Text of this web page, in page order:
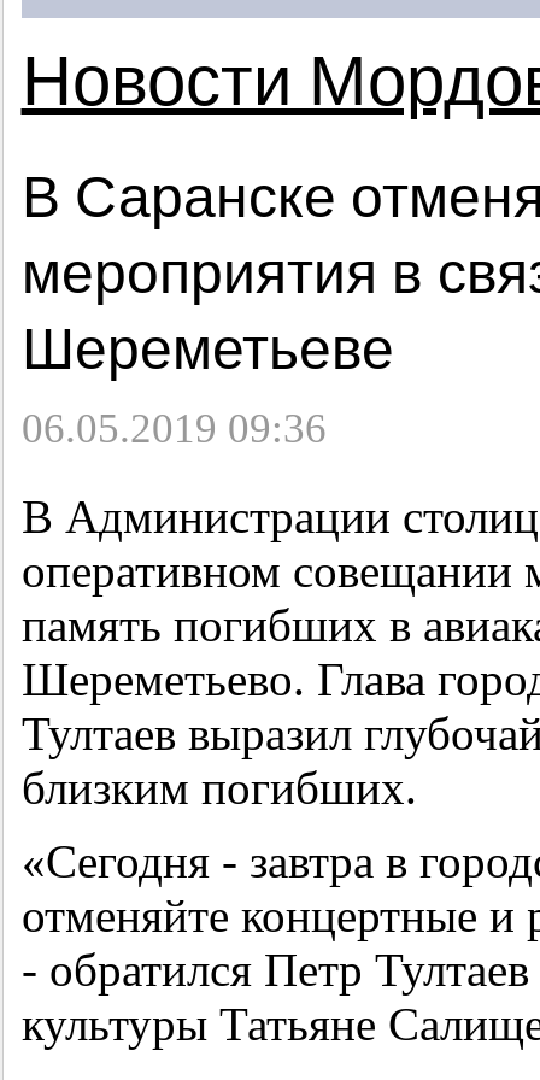
Новости
В Саранске
мероприятия в
Шереметьеве
06.05.2019 09:36
В Администрации
оперативном совещании
память погибших в
Шереметьево. Глава
Тултаев выразил
близким погибших.
«Сегодня - завтра в
отменяйте концертные и
- обратился Петр
культуры Татьяне